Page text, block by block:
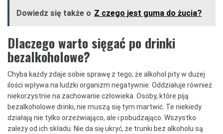
Dowiedz się także o Z czego jest guma do żucia?
Dlaczego warto sięgać po drinki
bezalkoholowe?
Chyba każdy zdaje sobie sprawę z tego, że alkohol pity w dużej
ilości wpływa na ludzki organizm negatywnie. Oddziałuje również
niekorzystnie na zachowanie człowieka. Osoby, które piją
bezalkoholowe drinki, nie muszą się tym martwić. Te niekiedy
działają nie tylko orzeźwiająco, ale i pobudzająco. Wszystko
zależy od ich składu. Nie da się ukryć, że trunki bez alkoholu są